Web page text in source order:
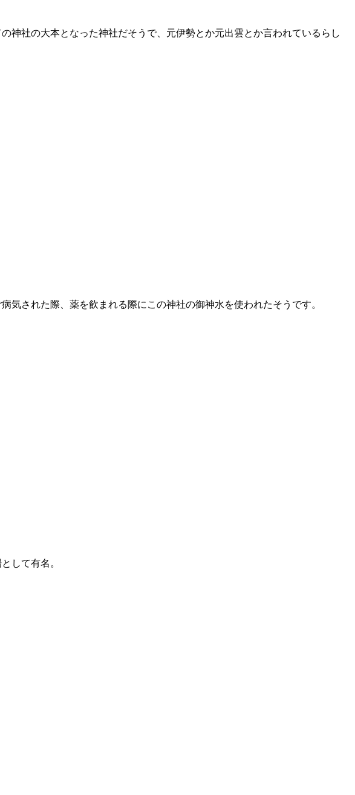
神社の大本となった神社だそうで、元伊勢とか元出雲とか言われているらし
された際、薬を飲まれる際にこの神社の御神水を使われたそうです。
して有名。